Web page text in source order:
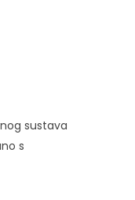
sustava
s